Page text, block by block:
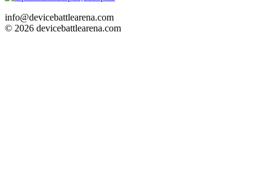
info@devicebattlearena.com
© 2026 devicebattlearena.com